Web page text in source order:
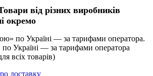
від різних виробників
окремо
по Україні — за тарифами оператора.
Україні — за тарифами оператора
всіх товарів)
доставку